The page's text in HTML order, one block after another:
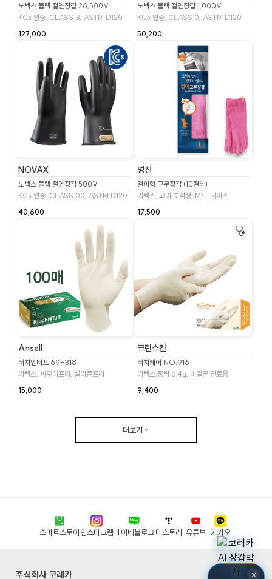
×
노벡스 블랙 절연장갑 26,500V
KCs 인증, CLASS 3, ASTM D120
127,000
노벡스 블랙 절연장갑 1,000V
KCs 인증, CLASS 0, ASTM D120
50,200
NOVAX
노벡스 블랙 절연장갑 500V
KCs 인증, CLASS 00, ASTM D120
40,600
명진
걸이형 고무장갑 (10켤레)
라텍스, 고리 부착형, M/L 사이즈
17,500
Ansell
터치앤터프 69-318
라텍스, 파우더프리, 실리콘프리
15,000
크린스킨
터치케어 NO.916
라텍스,중량 6.4g, 비멸균 진료용
9,400
더보기
스마트스토어인스타그램네이버블로그티스토리 유튜브 카카오
주식회사 코레카